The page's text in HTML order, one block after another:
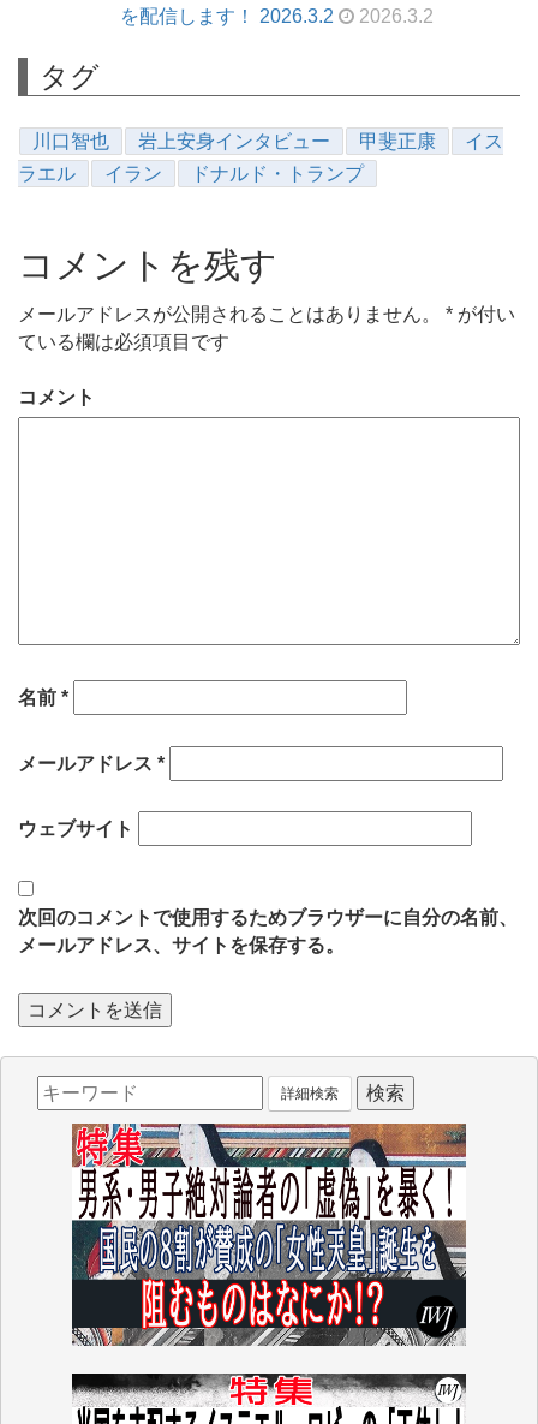
を配信します！ 2026.3.2
2026.3.2
タグ
川口智也 岩上安身インタビュー 甲斐正康
イス
ラエル
イラン ドナルド・トランプ
コメントを残す
メールアドレスが公開されることはありません。 * が付い
ている欄は必須項目です
コメント
名前 *
メールアドレス *
ウェブサイト
次回のコメントで使用するためブラウザーに自分の名前、
メールアドレス、サイトを保存する。
詳細検索